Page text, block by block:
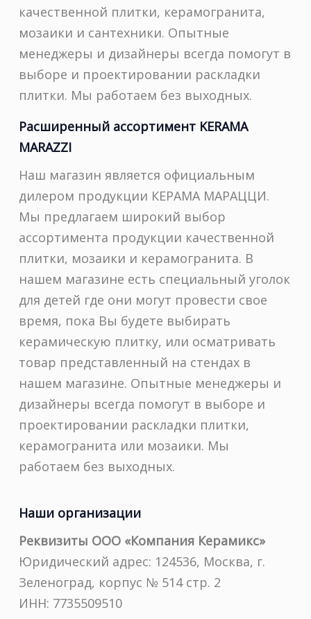
качественной плитки, керамогранита,
мозаики и сантехники. Опытные
менеджеры и дизайнеры всегда помогут в
выборе и проектировании раскладки
плитки. Мы работаем без выходных.
Расширенный ассортимент KERAMA
MARAZZI
Наш магазин является официальным
дилером продукции КЕРАМА МАРАЦЦИ.
Мы предлагаем широкий выбор
ассортимента продукции качественной
плитки, мозаики и керамогранита. В
нашем магазине есть специальный уголок
для детей где они могут провести свое
время, пока Вы будете выбирать
керамическую плитку, или осматривать
товар представленный на стендах в
нашем магазине. Опытные менеджеры и
дизайнеры всегда помогут в выборе и
проектировании раскладки плитки,
керамогранита или мозаики. Мы
работаем без выходных.
Наши организации
Реквизиты ООО «Компания Керамикс»
Юридический адрес: 124536, Москва, г.
Зеленоград, корпус № 514 стр. 2
ИНН: 7735509510